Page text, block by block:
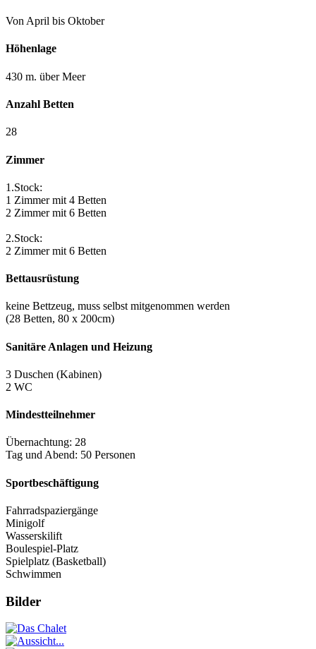
Von April bis Oktober
Höhenlage
430 m. über Meer
Anzahl Betten
28
Zimmer
1.Stock:
1 Zimmer mit 4 Betten
2 Zimmer mit 6 Betten
2.Stock:
2 Zimmer mit 6 Betten
Bettausrüstung
keine Bettzeug, muss selbst mitgenommen werden
(28 Betten, 80 x 200cm)
Sanitäre Anlagen und Heizung
3 Duschen (Kabinen)
2 WC
Mindestteilnehmer
Übernachtung: 28
Tag und Abend: 50 Personen
Sportbeschäftigung
Fahrradspaziergänge
Minigolf
Wasserskilift
Boulespiel-Platz
Spielplatz (Basketball)
Schwimmen
Bilder